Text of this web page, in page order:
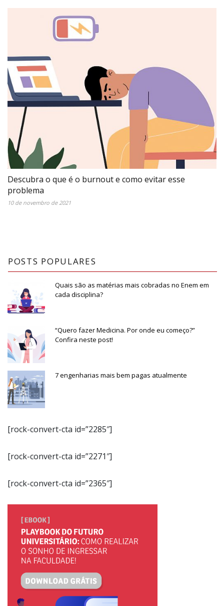
Descubra o que é o burnout e como evitar esse
problema
10 de novembro de 2021
POSTS POPULARES
Quais são as matérias mais cobradas no Enem em
cada disciplina?
“Quero fazer Medicina. Por onde eu começo?”
Confira neste post!
7 engenharias mais bem pagas atualmente
[rock-convert-cta id=”2285″]
[rock-convert-cta id=”2271″]
[rock-convert-cta id=”2365″]